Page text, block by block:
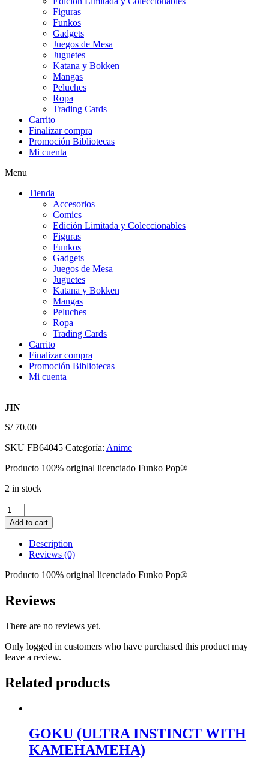
Figuras
Funkos
Gadgets
Juegos de Mesa
Juguetes
Katana y Bokken
Mangas
Peluches
Ropa
Trading Cards
Carrito
Finalizar compra
Promoción Bibliotecas
Mi cuenta
Menu
Tienda
Accesorios
Comics
Edición Limitada y Coleccionables
Figuras
Funkos
Gadgets
Juegos de Mesa
Juguetes
Katana y Bokken
Mangas
Peluches
Ropa
Trading Cards
Carrito
Finalizar compra
Promoción Bibliotecas
Mi cuenta
JIN
S/70.00
SKU FB64045 Categoría: Anime
Producto 100% original licenciado Funko Pop®
2 in stock
JIN
quantity
Add to cart
Description
Reviews (0)
Producto 100% original licenciado Funko Pop®
Reviews
There are no reviews yet.
Only logged in customers who have purchased this product may
leave a review.
Related products
GOKU (ULTRA INSTINCT WITH
KAMEHAMEHA)